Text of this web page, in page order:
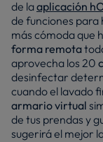
de laaplicación
de funciones para
más cómoda que
forma remota
aprovecha los 20
desinfectar
cuando el lavado
armario virtual
de tus prendas y
sugerirá el mejor